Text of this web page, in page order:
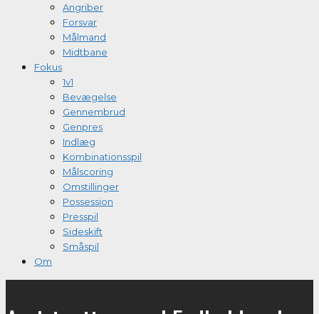
Angriber
Forsvar
Målmand
Midtbane
Fokus
1v1
Bevægelse
Gennembrud
Genpres
Indlæg
Kombinationsspil
Målscoring
Omstillinger
Possession
Presspil
Sideskift
Småspil
Om